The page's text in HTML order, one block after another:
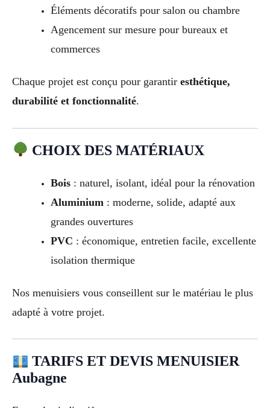
Éléments décoratifs pour salon ou chambre
Agencement sur mesure pour bureaux et
commerces
Chaque projet est conçu pour garantir esthétique,
durabilité et fonctionnalité.
CHOIX DES MATÉRIAUX
Bois: naturel, isolant, idéal pour la rénovation
Aluminium : moderne, solide, adapté aux
grandes ouvertures
PVC : économique, entretien facile, excellente
isolation thermique
Nos menuisiers vous conseillent sur le matériau le plus
adapté à votre projet.
TARIFS ET DEVIS MENUISIER
Aubagne